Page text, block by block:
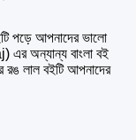
পড়ে আপনাদের ভালো
অন্যান্য বাংলা বই
লাল বইটি আপনাদের